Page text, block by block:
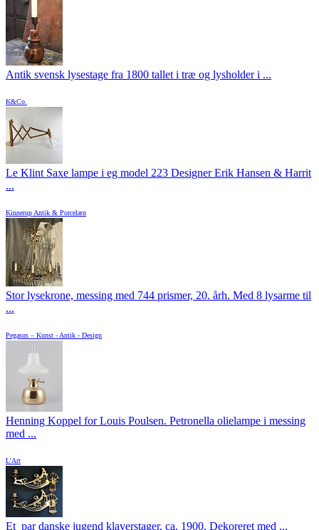
Antik svensk lysestage fra 1800 tallet i træ og lysholder i ...
K&Co.
Le Klint Saxe lampe i eg model 223 Designer Erik Hansen & Harrit
...
Kinnerup Antik & Porcelæn
Stor lysekrone, messing med 744 prismer, 20. årh. Med 8 lysarme til
...
Pegasus – Kunst - Antik - Design
Henning Koppel for Louis Poulsen. Petronella olielampe i messing
med ...
L'Art
Et par danske jugend klaverstager, ca. 1900. Dekoreret med ...